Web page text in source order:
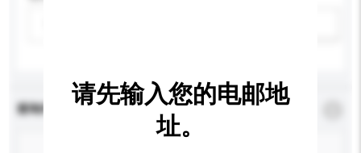
查询内容 * 必须填写
请先输入您的电邮地
址。